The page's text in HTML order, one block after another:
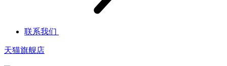
联系我们
天猫旗舰店